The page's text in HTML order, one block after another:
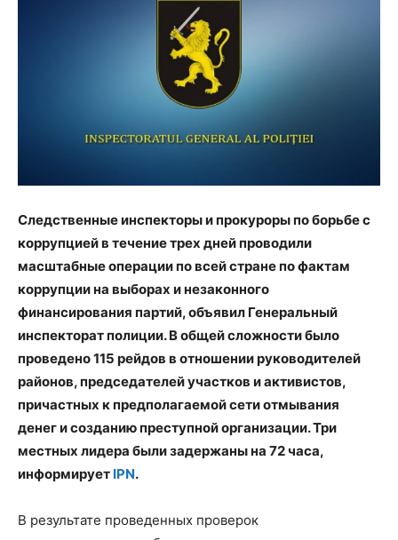
Следственные инспекторы и прокуроры по борьбе с
коррупцией в течение трех дней проводили
масштабные операции по всей стране по фактам
коррупции на выборах и незаконного
финансирования партий, объявил Генеральный
инспекторат полиции. В общей сложности было
проведено 115 рейдов в отношении руководителей
районов, председателей участков и активистов,
причастных к предполагаемой сети отмывания
денег и созданию преступной организации. Три
местных лидера были задержаны на 72 часа,
информирует IPN.
В результате проведенных проверок